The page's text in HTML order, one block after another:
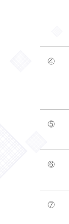
④
⑤
⑥
⑦